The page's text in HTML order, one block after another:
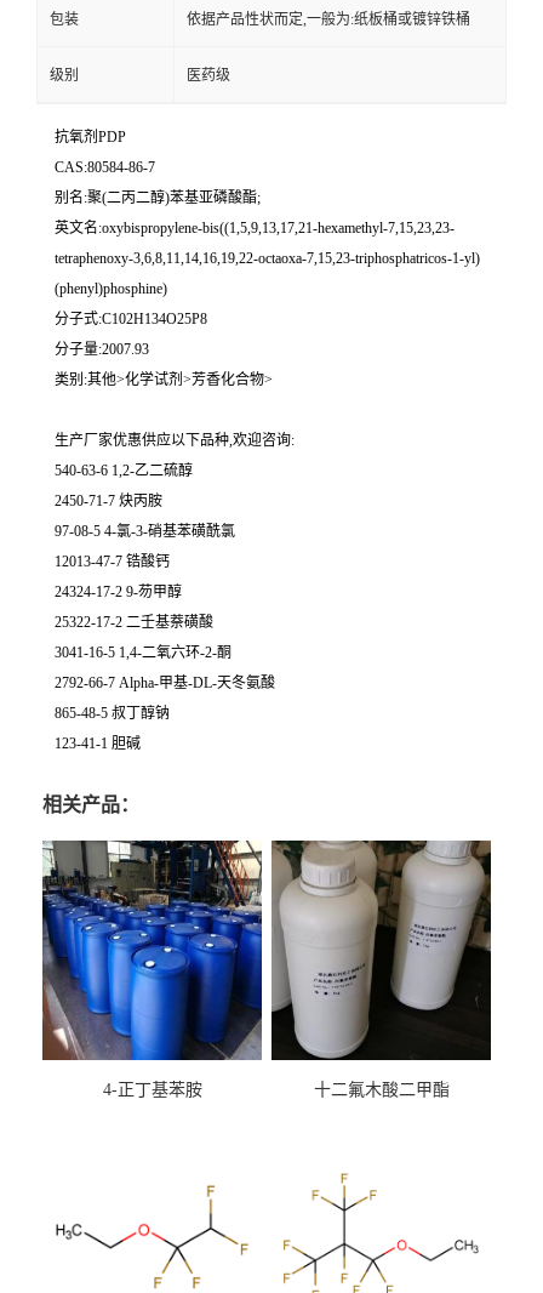
包装 依据产品性状而定,一般为:纸板桶或镀锌铁桶
级别 医药级
抗氧剂PDP
CAS:80584-86-7
别名:聚(二丙二醇)苯基亚磷酸酯;
英文名:oxybispropylene-bis((1,5,9,13,17,21-hexamethyl-7,15,23,23-
tetraphenoxy-3,6,8,11,14,16,19,22-octaoxa-7,15,23-triphosphatricos-1-yl)
(phenyl)phosphine)
分子式:C102H134O25P8
分子量:2007.93
类别:其他>化学试剂>芳香化合物>
生产厂家优惠供应以下品种,欢迎咨询:
540-63-6 1,2-乙二硫醇
2450-71-7 炔丙胺
97-08-5 4-氯-3-硝基苯磺酰氯
12013-47-7 锆酸钙
24324-17-2 9-芴甲醇
25322-17-2 二壬基萘磺酸
3041-16-5 1,4-二氧六环-2-酮
2792-66-7 Alpha-甲基-DL-天冬氨酸
865-48-5 叔丁醇钠
123-41-1 胆碱
相关产品：
4-正丁基苯胺 十二氟木酸二甲酯